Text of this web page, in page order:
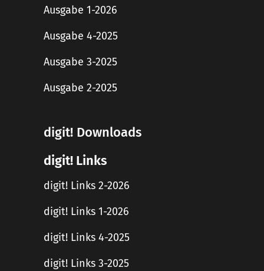
Ausgabe 1-2026
Ausgabe 4-2025
Ausgabe 3-2025
Ausgabe 2-2025
digit! Downloads
digit! Links
digit! Links 2-2026
digit! Links 1-2026
digit! Links 4-2025
digit! Links 3-2025